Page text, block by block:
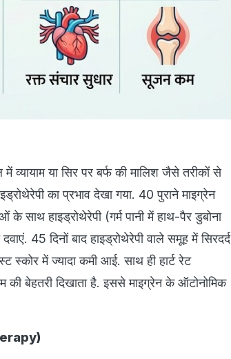
व्यायाम या सिर पर बर्फ की मालिश जैसे तरीकों से
का प्रभाव देखा गया. 40 पुराने माइग्रेन
के साथ हाइड्रोथेरेपी (गर्म पानी में हाथ-पैर डुबोना
45 दिनों बाद हाइड्रोथेरेपी वाले समूह में सिरदर्द
स्कोर में ज्यादा कमी आई. साथ ही हार्ट रेट
की बेहतरी दिखाता है. इससे माइग्रेन के ऑटोनोमिक